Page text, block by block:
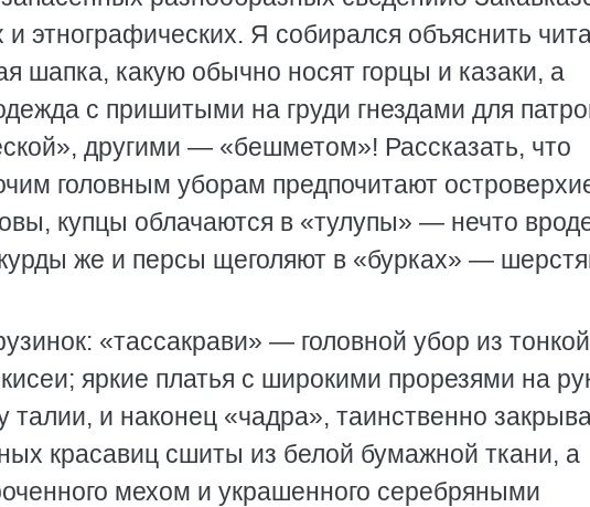
этнографических. Я собирался объяснить
шапка, какую обычно носят горцы и казаки, а
с пришитыми на груди гнездами для
другими — «бешметом»! Рассказать, что
головным уборам предпочитают
купцы облачаются в «тулупы» — нечто
же и персы щеголяют в «бурках» —
«тассакрави» — головной убор из тонкой
яркие платья с широкими прорезями на
и наконец «чадра», таинственно
красавиц сшиты из белой бумажной ткани, а
мехом и украшенного серебряными